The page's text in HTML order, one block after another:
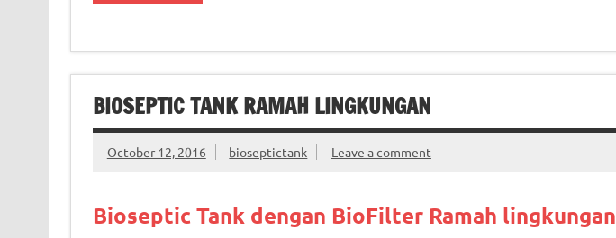
BIOSEPTIC TANK RAMAH LINGKUNGAN
October 12, 2016 bioseptictank Leave a comment
Bioseptic Tank dengan BioFilter Ramah lingkungan